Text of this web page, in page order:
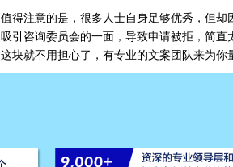
值得注意的是，很多人士自身足够优秀，但
吸引咨询委员会的一面，导致申请被拒，简
这块就不用担心了，有专业的文案团队来为你